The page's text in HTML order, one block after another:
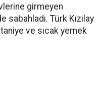
girmeyen
Türk Kızılay
ve sıcak yemek